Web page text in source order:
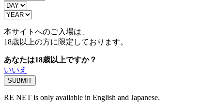
本サイトへのご入場は、
18歳以上の方に限定しております。
あなたは18歳以上ですか？
いいえ
RE NET is only available in English and Japanese.